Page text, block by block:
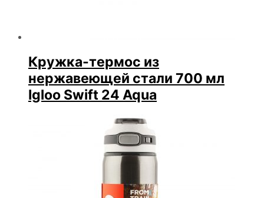
Кружка-термос из
нержавеющей стали 700 мл
Igloo Swift 24 Aqua